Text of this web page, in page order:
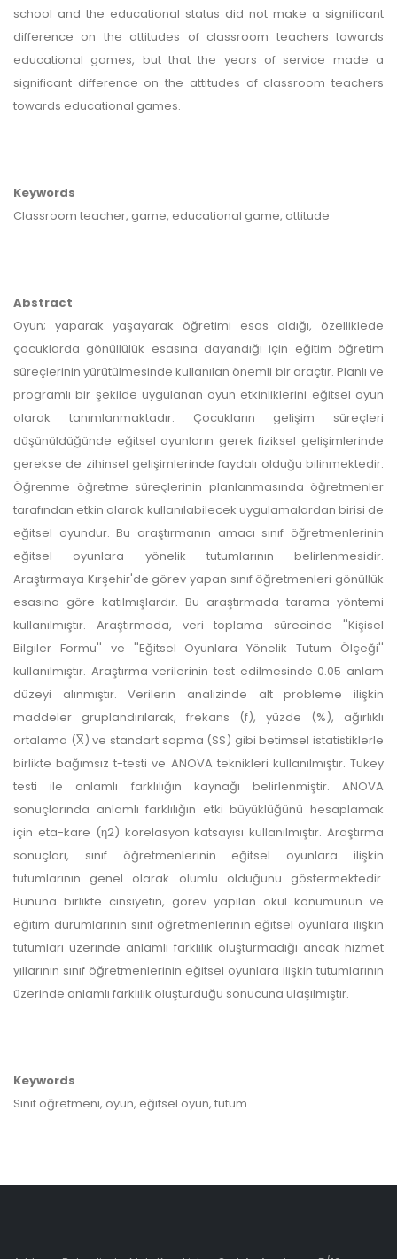
school and the educational status did not make a significant
difference on the attitudes of classroom teachers towards
educational games, but that the years of service made a
significant difference on the attitudes of classroom teachers
towards educational games.
Keywords
Classroom teacher, game, educational game, attitude
Abstract
Oyun; yaparak yaşayarak öğretimi esas aldığı, özelliklede
çocuklarda gönüllülük esasına dayandığı için eğitim öğretim
süreçlerinin yürütülmesinde kullanılan önemli bir araçtır. Planlı ve
programlı bir şekilde uygulanan oyun etkinliklerini eğitsel oyun
olarak tanımlanmaktadır. Çocukların gelişim süreçleri
düşünüldüğünde eğitsel oyunların gerek fiziksel gelişimlerinde
gerekse de zihinsel gelişimlerinde faydalı olduğu bilinmektedir.
Öğrenme öğretme süreçlerinin planlanmasında öğretmenler
tarafından etkin olarak kullanılabilecek uygulamalardan birisi de
eğitsel oyundur. Bu araştırmanın amacı sınıf öğretmenlerinin
eğitsel oyunlara yönelik tutumlarının belirlenmesidir.
Araştırmaya Kırşehir'de görev yapan sınıf öğretmenleri gönüllük
esasına göre katılmışlardır. Bu araştırmada tarama yöntemi
kullanılmıştır. Araştırmada, veri toplama sürecinde ''Kişisel
Bilgiler Formu'' ve ''Eğitsel Oyunlara Yönelik Tutum Ölçeği''
kullanılmıştır. Araştırma verilerinin test edilmesinde 0.05 anlam
düzeyi alınmıştır. Verilerin analizinde alt probleme ilişkin
maddeler gruplandırılarak, frekans (f), yüzde (%), ağırlıklı
ortalama (X̅) ve standart sapma (SS) gibi betimsel istatistiklerle
birlikte bağımsız t-testi ve ANOVA teknikleri kullanılmıştır. Tukey
testi ile anlamlı farklılığın kaynağı belirlenmiştir. ANOVA
sonuçlarında anlamlı farklılığın etki büyüklüğünü hesaplamak
için eta-kare (η2) korelasyon katsayısı kullanılmıştır. Araştırma
sonuçları, sınıf öğretmenlerinin eğitsel oyunlara ilişkin
tutumlarının genel olarak olumlu olduğunu göstermektedir.
Bununa birlikte cinsiyetin, görev yapılan okul konumunun ve
eğitim durumlarının sınıf öğretmenlerinin eğitsel oyunlara ilişkin
tutumları üzerinde anlamlı farklılık oluşturmadığı ancak hizmet
yıllarının sınıf öğretmenlerinin eğitsel oyunlara ilişkin tutumlarının
üzerinde anlamlı farklılık oluşturduğu sonucuna ulaşılmıştır.
Keywords
Sınıf öğretmeni, oyun, eğitsel oyun, tutum